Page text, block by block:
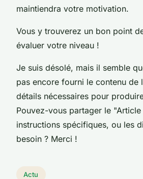
maintiendra votre motivation.
Vous y trouverez un bon point
évaluer votre niveau !
Je suis désolé, mais il semble
pas encore fourni le contenu de
détails nécessaires pour
Pouvez-vous partager le "Article
instructions spécifiques, ou les
besoin ? Merci !
Actu